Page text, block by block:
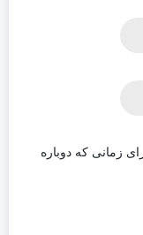
زمانی که دوباره